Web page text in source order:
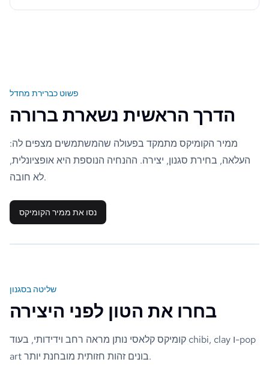
פשוט כברירת מחדל
הדרך הראשית נשארת ברורה
ממיר הקומיקס מתמקד בפעולה שהמשתמשים מצפים לה:
העלאה, בחירת סגנון, יצירה. ההנחיה הנוספת היא אופציונלית,
לא חובה.
נסו את ממיר הקומיקס
שליטה בסגנון
בחרו את הטון לפני היצירה
קומיקס קלאסי נותן מראה רחב וידידותי, בעוד chibi, clay ו-pop
art בונים זהות חזותית מובחנת יותר.